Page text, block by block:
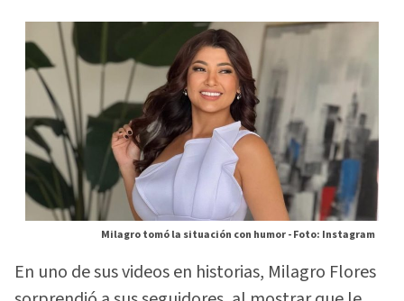
Milagro tomó la situación con humor -Foto: Instagram
En uno de sus videos en historias, Milagro Flores